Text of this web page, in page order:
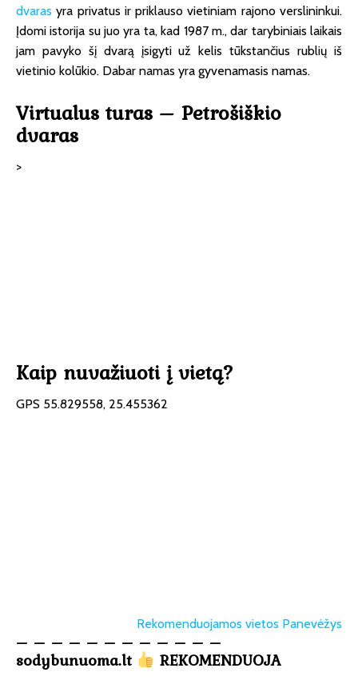
dvaras yra privatus ir priklauso vietiniam rajono verslininkui.
Įdomi istorija su juo yra ta, kad 1987 m., dar tarybiniais laikais
jam pavyko šį dvarą įsigyti už kelis tūkstančius rublių iš
vietinio kolūkio. Dabar namas yra gyvenamasis namas.
Virtualus turas – Petrošiškio
dvaras
>
Kaip nuvažiuoti į vietą?
GPS 55.829558, 25.455362
Rekomenduojamos vietos Panevėžys
– – – – – – – – – – – –
sodybunuoma.lt
REKOMENDUOJA